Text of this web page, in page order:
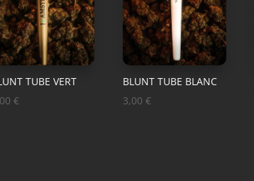
TUBE VERT
€
BLUNT TUBE BLANC
3,00€